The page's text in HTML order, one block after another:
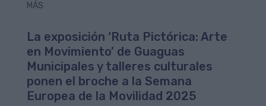
MÁS
La exposición ‘Ruta Pictórica: Arte
en Movimiento’ de Guaguas
Municipales y talleres culturales
ponen el broche a la Semana
Europea de la Movilidad 2025